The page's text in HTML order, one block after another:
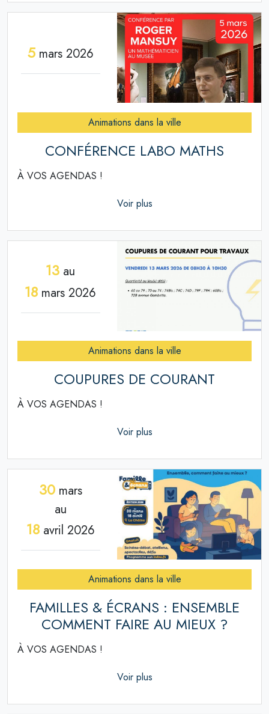
5mars 2026
Animations dans la ville
CONFÉRENCE LABO MATHS
À VOS AGENDAS !
Voir plus
13 au
18 mars 2026
Animations dans la ville
COUPURES DE COURANT
À VOS AGENDAS !
Voir plus
30mars
au
18avril 2026
Animations dans la ville
FAMILLES & ÉCRANS : ENSEMBLE
COMMENT FAIRE AU MIEUX ?
À VOS AGENDAS !
Voir plus